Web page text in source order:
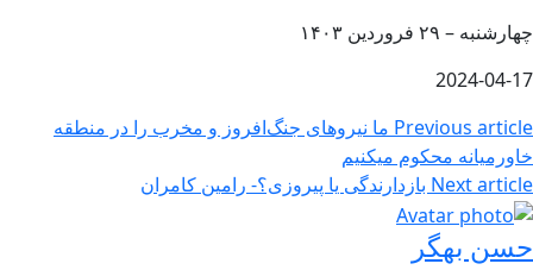
چهارشنبه – ۲۹ فروردین
۱۴۰۳
2024-04-17
Previous article ما نیروهای جنگ‌افروز و مخرب را در منطقه
خاورمیانه محکوم میکنیم
Next article بازدارندگی یا پیروزی؟- رامین کامران
حسن بهگر